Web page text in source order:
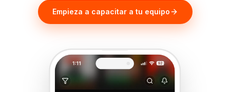
Empieza a capacitar a tu equipo